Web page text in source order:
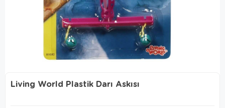
Living World Plastik Darı Askısı